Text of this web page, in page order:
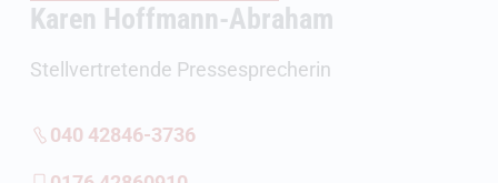
Karen Hoffmann-Abraham
Stellvertretende Pressesprecherin
040 42846-3736